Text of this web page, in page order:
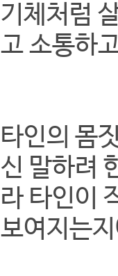
기체처럼
고 소통하
타인의 몸
신 말하려
라 타인이
보여지는